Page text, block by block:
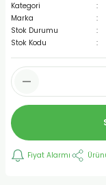
Kategori
Marka
Stok Durumu
Stok Kodu
Fiyat Alarmı